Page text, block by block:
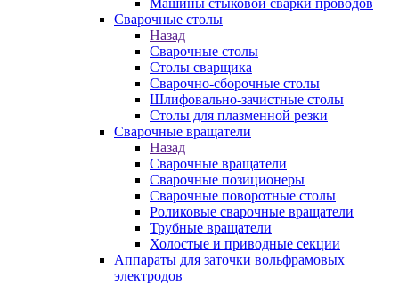
Машины стыковой сварки проводов
Сварочные столы
Назад
Сварочные столы
Столы сварщика
Сварочно-сборочные столы
Шлифовально-зачистные столы
Столы для плазменной резки
Сварочные вращатели
Назад
Сварочные вращатели
Сварочные позиционеры
Сварочные поворотные столы
Роликовые сварочные вращатели
Трубные вращатели
Холостые и приводные секции
Аппараты для заточки вольфрамовых
электродов